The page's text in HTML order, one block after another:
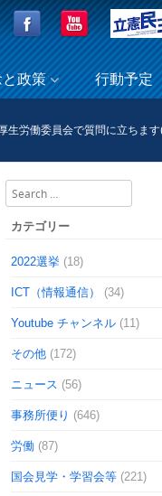
政策 行動予定
生労働委員会で質問に立ちま
Search
カテゴリー
2022選挙 (18)
ICT（情報通信） (34)
Youtube チャンネル (11)
その他 (172)
ニュース (56)
事務所便り (646)
労働 (87)
国会見学・学習会等 (221)